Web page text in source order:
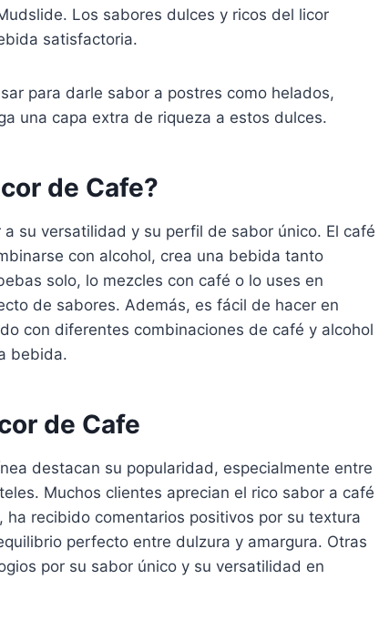
Los sabores dulces y ricos del licor
satisfactoria.
para darle sabor a postres como helados,
una capa extra de riqueza a estos dulces.
de Cafe?
su versatilidad y su perfil de sabor único. El café
con alcohol, crea una bebida tanto
solo, lo mezcles con café o lo uses en
de sabores. Además, es fácil de hacer en
con diferentes combinaciones de café y alcohol
bebida.
de Cafe
destacan su popularidad, especialmente entre
Muchos clientes aprecian el rico sabor a café
recibido comentarios positivos por su textura
perfecto entre dulzura y amargura. Otras
por su sabor único y su versatilidad en